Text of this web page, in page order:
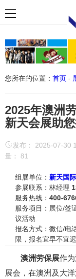
您所在的位置： 首页 -
2025年澳洲
新天会展助
发布： 2025-07-30
量： 81
组展单位： 新天国
参展联系：林经理
服务热线：400-
服务项目：展位/签
议活动
报名方式：微信/电
限，报名宜早不宜迟
澳洲劳保展作
展会，在澳洲及大